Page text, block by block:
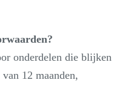
onderdelen die blijken
12 maanden,